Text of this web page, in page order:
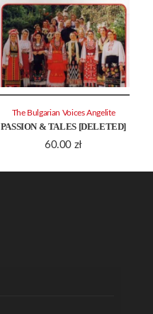
PASSION & TALES [DELETED]
60.00 zł
The Bulgarian Voices Angelite